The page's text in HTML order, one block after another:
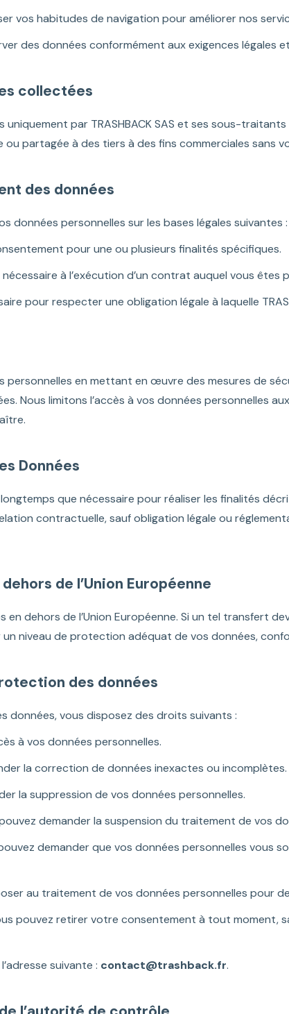
vos habitudes de navigation pour améliorer nos
des données conformément aux exigences légales
collectées
par TRASHBACK SAS et ses sous-
ou partagée à des tiers à des fins commerciales sans
des données
données personnelles sur les bases légales suivantes :
pour une ou plusieurs finalités spécifiques.
à l’exécution d’un contrat auquel vous êtes
pour respecter une obligation légale à laquelle
personnelles en mettant en œuvre des mesures de
Nous limitons l’accès à vos données personnelles
Données
que nécessaire pour réaliser les finalités
contractuelle, sauf obligation légale ou
de l’Union Européenne
dehors de l’Union Européenne. Si un tel transfert
niveau de protection adéquat de vos données,
des données
données, vous disposez des droits suivants :
à vos données personnelles.
la correction de données inexactes ou incomplètes.
la suppression de vos données personnelles.
demander la suspension du traitement de vos
demander que vos données personnelles vous
au traitement de vos données personnelles pour
pouvez retirer votre consentement à tout moment,
suivante : contact@trashback.fr.